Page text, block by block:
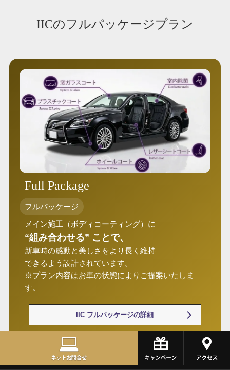
IICのフルパッケージプラン
Full Package
フルパッケージ
メイン施工（ボディコーティング）に
“組み合わせる” ことで、
新車時の感動と美しさをより長く維持
できるよう設計されています。
※プラン内容はお車の状態によりご提案いたしま
す。
IIC フルパッケージの詳細